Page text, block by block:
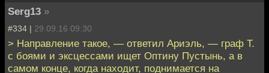
Serg13 »
#334 | 29.09.16 09:30
> Направление такое, — ответил Ариэль, — граф Т.
с боями и эксцессами ищет Оптину Пустынь, а в
самом конце, когда находит, поднимается на